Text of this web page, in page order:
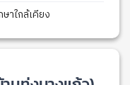
าใกล้เคียง